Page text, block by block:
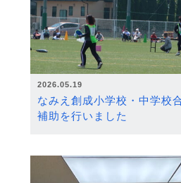
2026.05.19
なみえ創成小学校・中学校
補助を行いました